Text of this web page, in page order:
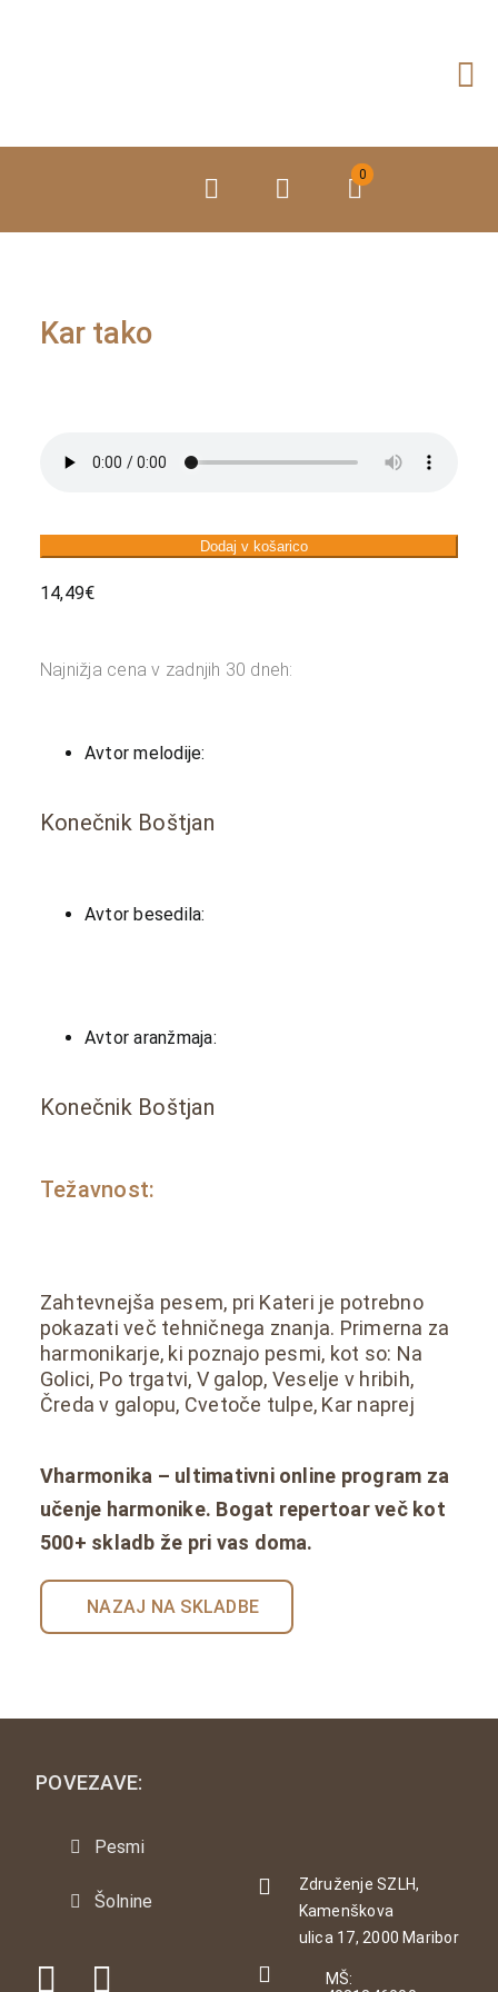
0
Kar tako
Dodaj v košarico
14,49€
Najnižja cena v zadnjih 30 dneh:
Avtor melodije:
Konečnik Boštjan
Avtor besedila:
Avtor aranžmaja:
Konečnik Boštjan
Težavnost:
Zahtevnejša pesem, pri Kateri je potrebno
pokazati več tehničnega znanja. Primerna za
harmonikarje, ki poznajo pesmi, kot so: Na
Golici, Po trgatvi, V galop, Veselje v hribih,
Čreda v galopu, Cvetoče tulpe, Kar naprej
Vharmonika – ultimativni online program za
učenje harmonike. Bogat repertoar več kot
500+ skladb že pri vas doma.
NAZAJ NA SKLADBE
Združenje SZLH,
Kamenškova
ulica 17, 2000 Maribor
MŠ:
POVEZAVE:
Pesmi
Šolnine